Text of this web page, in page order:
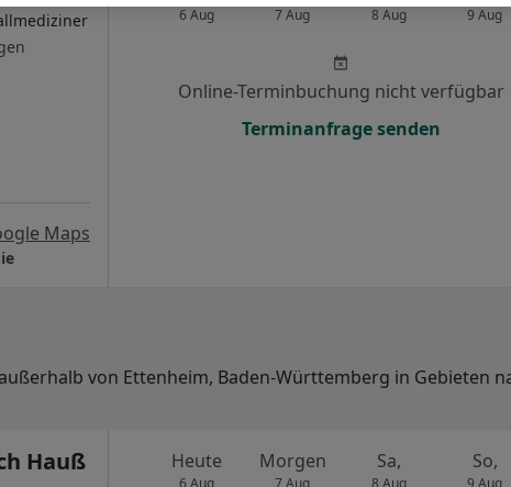
Maps
6 Aug 7 Aug 8 Aug 9 Aug
Online-Terminbuchung nicht verfügbar
Terminanfrage senden
von Ettenheim, Baden-Württemberg in Gebieten
Hauß Heute Morgen Sa, So,